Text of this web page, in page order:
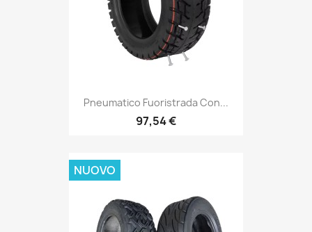
Pneumatico Fuoristrada Con...
97,54 €
NUOVO